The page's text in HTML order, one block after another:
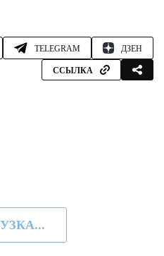
TELEGRAM ДЗЕН
ССЫЛКА